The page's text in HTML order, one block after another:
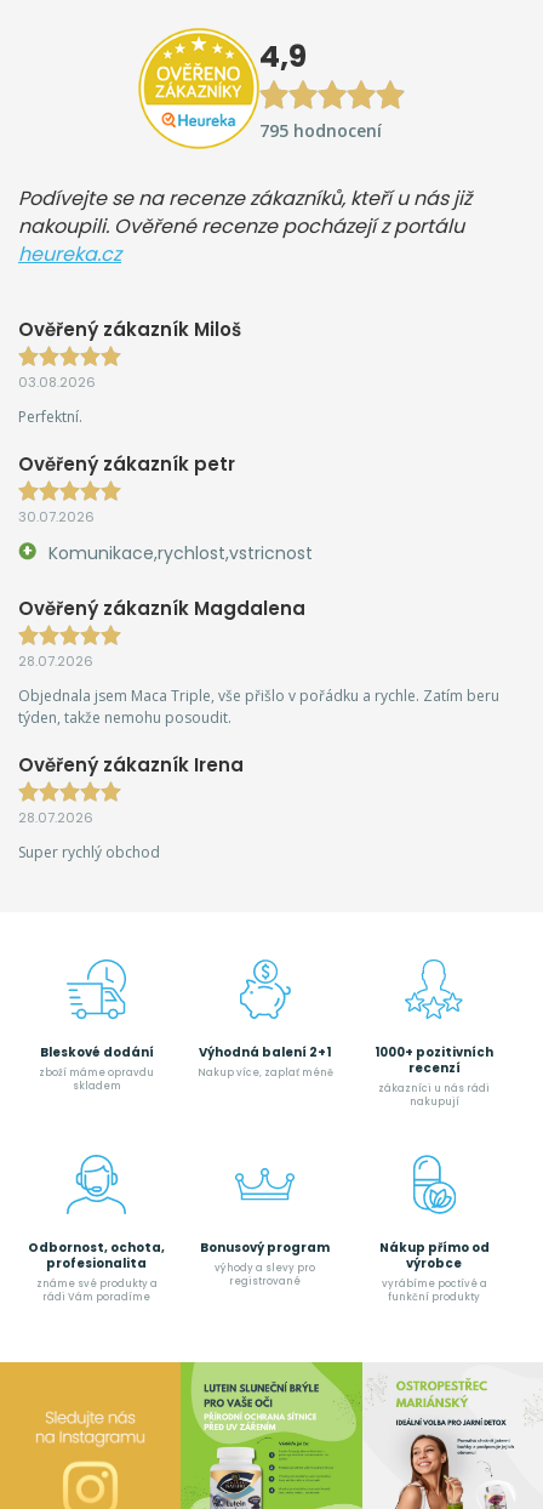
4,9
795 hodnocení
Podívejte se na recenze zákazníků, kteří u nás již
nakoupili. Ověřené recenze pocházejí z portálu
heureka.cz
Ověřený zákazník Miloš
03.08.2026
Perfektní.
Ověřený zákazník petr
30.07.2026
Komunikace,rychlost,vstricnost
Ověřený zákazník Magdalena
28.07.2026
Objednala jsem Maca Triple, vše přišlo v pořádku a rychle. Zatím beru
týden, takže nemohu posoudit.
Ověřený zákazník Irena
28.07.2026
Super rychlý obchod
Bleskové dodání
zboží máme opravdu
skladem
Výhodná balení 2+1
Nakup více, zaplať méně
1000+ pozitivních
recenzí
zákazníci u nás rádi
nakupují
Odbornost, ochota,
profesionalita
známe své produkty a
rádi Vám poradíme
Bonusový program
výhody a slevy pro
registrované
Nákup přímo od
výrobce
vyrábíme poctívé a
funkční produkty